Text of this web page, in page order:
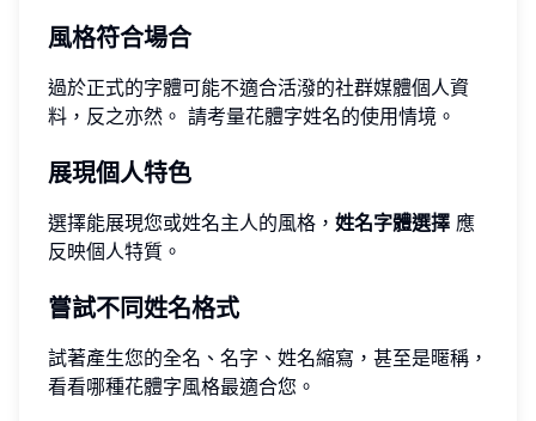
風格符合場合
過於正式的字體可能不適合活潑的社群媒體個人資
料，反之亦然。 請考量花體字姓名的使用情境。
展現個人特色
選擇能展現您或姓名主人的風格， 姓名字體選擇 應
反映個人特質。
嘗試不同姓名格式
試著產生您的全名、名字、姓名縮寫，甚至是暱稱，
看看哪種花體字風格最適合您。